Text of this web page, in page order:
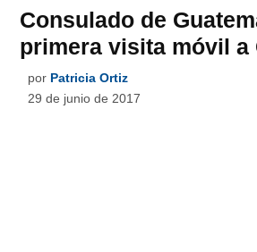
Consulado de
primera visita móvil a
por Patricia Ortiz
29 de junio de 2017